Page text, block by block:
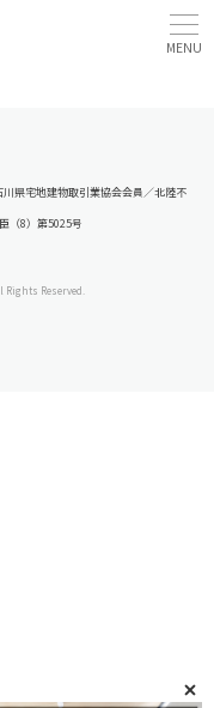
県宅地建物取引業協会会員／北陸不
（8）第5025号
Rights Reserved.